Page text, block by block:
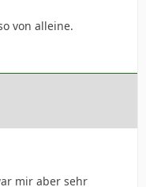
von alleine.
mir aber sehr